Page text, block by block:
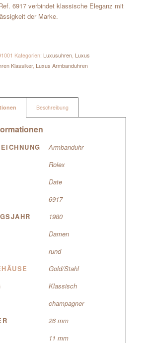
6917 verbindet klassische Eleganz mit
der Marke.
Kategorien: Luxusuhren, Luxus
Klassiker, Luxus Armbanduhren
Beschreibung
Armbanduhr
Rolex
Date
6917
1980
Damen
rund
Gold/Stahl
Klassisch
champagner
26 mm
11 mm